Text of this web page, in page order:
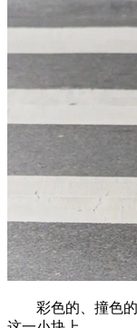
彩色的、撞色的